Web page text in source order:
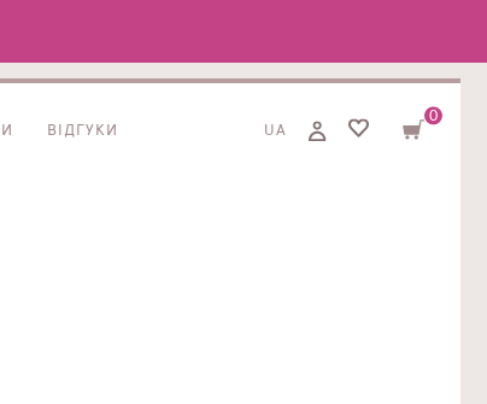
ВІДГУКИ UA
0